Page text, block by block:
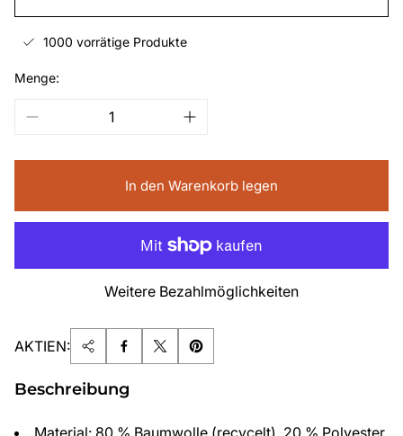
1000 vorrätige Produkte
Menge:
In den Warenkorb legen
Weitere Bezahlmöglichkeiten
AKTIEN:
Beschreibung
Material: 80 % Baumwolle (recycelt), 20 % Polyester